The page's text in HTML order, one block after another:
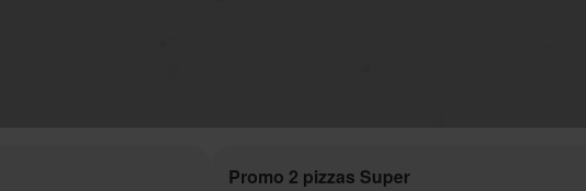
Promo 2 pizzas Super